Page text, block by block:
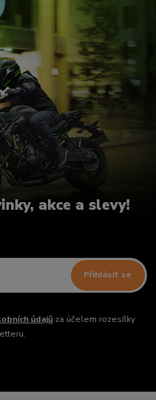
akce a slevy!
Přihlásit se
údajůza účelem rozesílky